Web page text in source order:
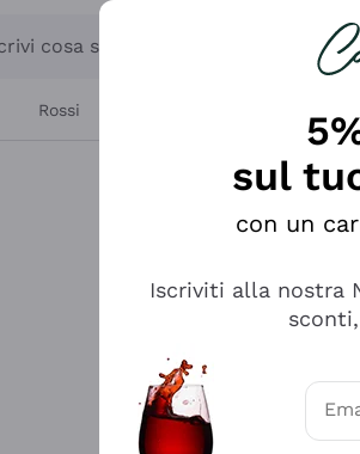
cosa stai cercando
Rossi
sul
con un
Iscriviti alla nostra